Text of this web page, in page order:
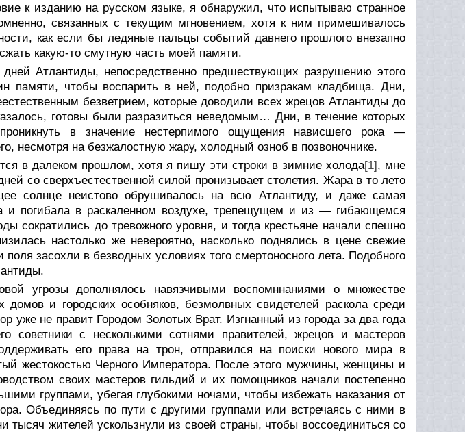
к изданию на русском языке, я обнаружил, что испытываю странное
связанных с текущим мгновением, хотя к ним примешивалось
как если бы ледяные пальцы событий давнего прошлого внезапно
какую-то смутную часть моей памяти.
Атлантиды, непосредственно предшествующих разрушению этого
памяти, чтобы воспарить в ней, подобно призракам кладбища. Дни,
безветрием, которые доводили всех жрецов Атлантиды до
готовы были разразиться неведомым… Дни, в течение которых
в значение нестерпимого ощущения нависшего рока —
несмотря на безжалостную жару, холодный озноб в позвоночнике.
в далеком прошлом, хотя я пишу эти строки в зимние холода[1], мне
со сверхъестественной силой пронизывает столетия. Жара в то лето
солнце неистово обрушивалось на всю Атлантиду, и даже самая
и погибала в раскаленном воздухе, трепещущем и из — гибающемся
сократились до тревожного уровня, и тогда крестьяне начали спешно
настолько же невероятно, насколько поднялись в цене свежие
засохли в безводных условиях того смертоносного лета. Подобного
угрозы дополнялось навязчивыми воспомннаниями о множестве
домов и городских особняков, безмолвных свидетелей раскола среди
уже не правит Городом Золотых Врат. Изгнанный из города за два года
советники с несколькими сотнями правителей, жрецов и мастеров
его права на трон, отправился на поиски нового мира в
жестокостью Черного Императора. После этого мужчины, женщины и
своих мастеров гильдий и их помощников начали постепенно
группами, убегая глубокими ночами, чтобы избежать наказания от
Объединяясь по пути с другими группами или встречаясь с ними в
тысяч жителей ускользнули из своей страны, чтобы воссоединиться со